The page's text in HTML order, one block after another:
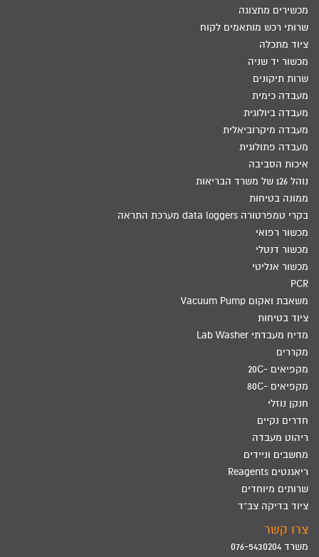
מכשירים מתצוגה
שרותי רכש מותאמים לקוח
ציוד מתכלה
מכשור יד שניה
שרות תיקונים
מעבדה כימית
מעבדה ביולוגית
מעבדה מיקרוביאלית
מעבדה פתולוגית
איכות הסביבה
נוהל 126 של משרד הבריאות
ממונה בטיחות
בקרי טמפרטורה data loggers מערכת התראה
מכשור רפואי
מכשור דנטלי
מכשור אנליטי
PCR
משאבת ואקום Vacuum Pump
ציוד בטיחות
מדיח מעבדתי Lab Washer
מקררים
מקפיאים -20C
מקפיאים -80C
חנקן נוזלי
חדרים נקיים
ריהוט מעבדה
מחשבים וניידים
ריאגנטים Reagents
שרותים מיוחדים
ציוד בדיקה צב"ד
צרו קשר
משרד 076-5430204